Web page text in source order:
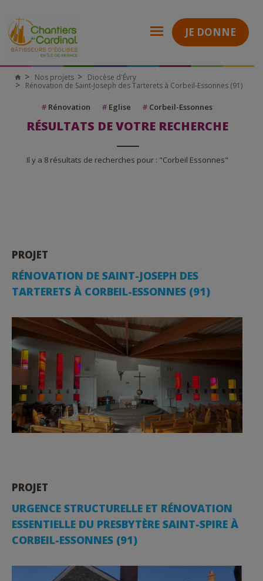
JE DONNE
Nos projets
Diocèse d'Évry
Rénovation de Saint-Joseph des Tarterets à Corbeil-Essonnes (91)
# Rénovation # Eglise # Corbeil-Essonnes
RÉSULTATS DE VOTRE RECHERCHE
Il y a 8 résultats de recherches pour : "Corbeil Essonnes"
PROJET
RÉNOVATION DE SAINT-JOSEPH DES
TARTERETS À CORBEIL-ESSONNES (91)
PROJET
URGENCE STRUCTURELLE ET RÉNOVATION
ESSENTIELLE DU PRESBYTÈRE SAINT-SPIRE À
CORBEIL-ESSONNES (91)